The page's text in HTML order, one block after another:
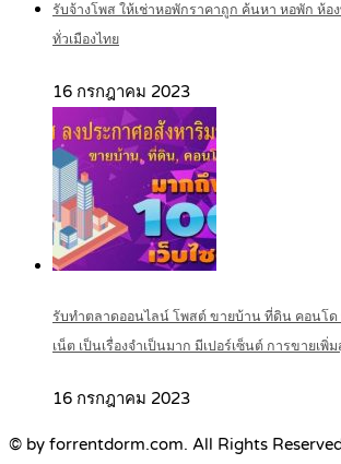
รับจ้างโพส ให้เช่าหอพักราคาถูก ค้นหา หอพัก ห้อ
ทั่วเมืองไทย
16 กรกฎาคม 2023
รับทำตลาดออนไลน์ โพสต์ ขายบ้าน ที่ดิน คอนโด
เน็ต เป็นเรื่องจำเป็นมาก มีเปอร์เซ็นต์ การขายเพิ่ม
16 กรกฎาคม 2023
© by forrentdorm.com. All Rights